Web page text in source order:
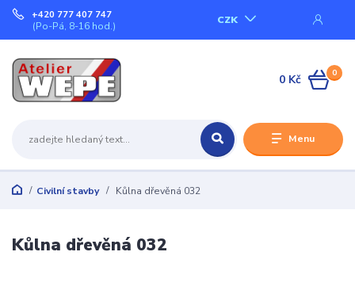
Menu
CZK
+420 777 407 747
(Po-Pá, 8-16 hod.)
0
0 Kč
Civilní stavby Kůlna dřevěná 032
Kůlna dřevěná 032